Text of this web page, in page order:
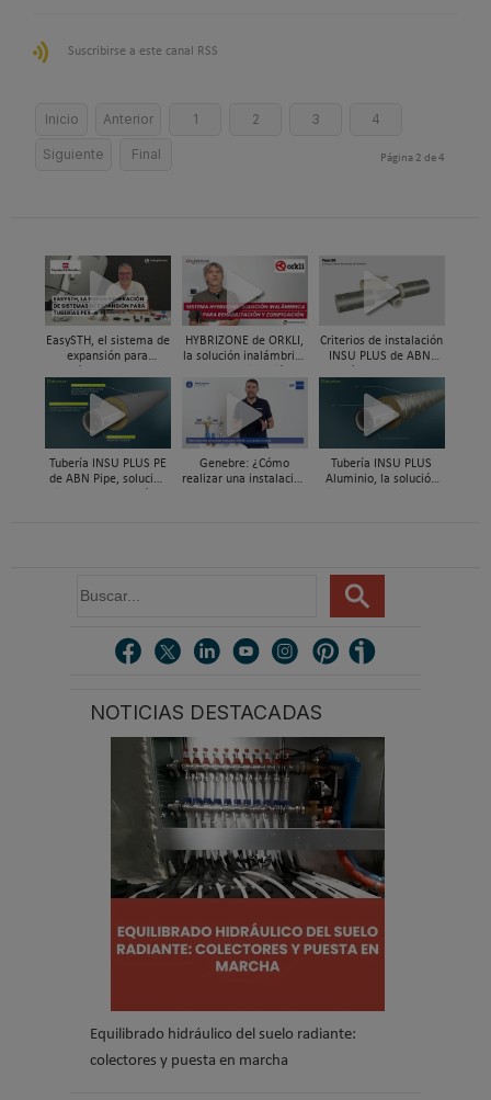
Suscribirse a este canal RSS
Inicio Anterior 1 2 3 4
Siguiente Final Página 2 de 4
EasySTH, el sistema de
expansión para
Mestres, Standard
Hidráulica
HYBRIZONE de ORKLI,
la solución inalámbrica
zonificación del clima
en vivienda
Criterios de instalación
INSU PLUS de ABN,
Tubería INSU PLUS PE
de ABN Pipe, solución
Genebre: ¿Cómo
realizar una instalación
Tubería INSU PLUS
Aluminio, la solución
u
NOTICIAS DESTACADAS
Equilibrado hidráulico del suelo radiante:
colectores y puesta en marcha